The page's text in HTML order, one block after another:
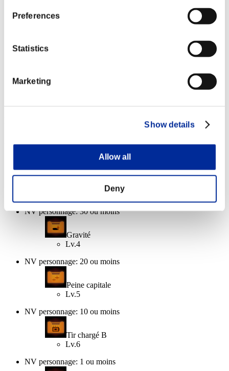
Preferences
Statistics
Marketing
Show details
Allow all
Deny
NV personnage: 10 ou moins
NV personnage: 40 ou moins
NV personnage: 30 ou moins
Gravité
Lv.4
NV personnage: 20 ou moins
Peine capitale
Lv.5
NV personnage: 10 ou moins
Tir chargé B
Lv.6
NV personnage: 1 ou moins